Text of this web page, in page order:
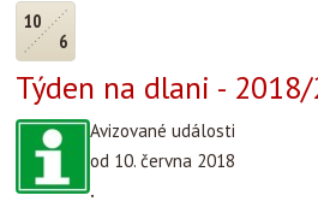
10
6
Týden na dlani -
Avizované události
od 10. června 2018
.